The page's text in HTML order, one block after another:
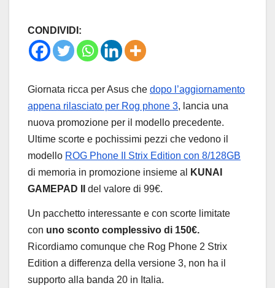
CONDIVIDI:
Giornata ricca per Asus che dopo l’aggiornamento
appena rilasciato per Rog phone 3, lancia una
nuova promozione per il modello precedente.
Ultime scorte e pochissimi pezzi che vedono il
modello ROG Phone II Strix Edition con 8/128GB
di memoria in promozione insieme al
KUNAI
GAMEPAD II del valore di 99€.
Un pacchetto interessante e con scorte limitate
con uno sconto complessivo di 150€.
Ricordiamo comunque che Rog Phone 2 Strix
Edition a differenza della versione 3, non ha il
supporto alla banda 20 in Italia.